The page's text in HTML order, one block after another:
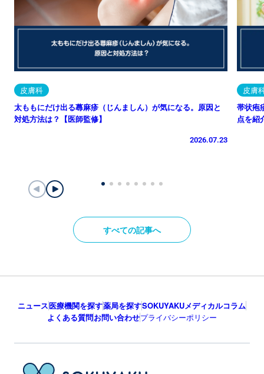
皮膚科
太ももにだけ出る蕁麻疹（じんましん）が気になる。原因と
対処方法は？【医師監修】
2026.07.23
皮膚
帯状疱
点を紹
すべての記事へ
ニュース医療機関を探す薬局を探すSOKUYAKUメディカルコラム
よくある質問お問い合わせプライバシーポリシー